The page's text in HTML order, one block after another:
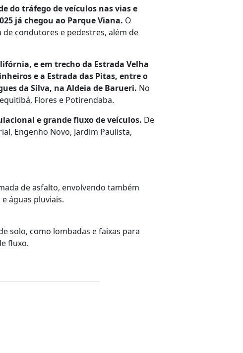
do tráfego de veículos nas vias e
já chegou ao Parque Viana. O
condutores e pedestres, além de
e em trecho da Estrada Velha
e a Estrada das Pitas, entre o
da Silva, na Aldeia de Barueri. No
Flores e Potirendaba.
e grande fluxo de veículos. De
Engenho Novo, Jardim Paulista,
de asfalto, envolvendo também
águas pluviais.
solo, como lombadas e faixas para
fluxo.